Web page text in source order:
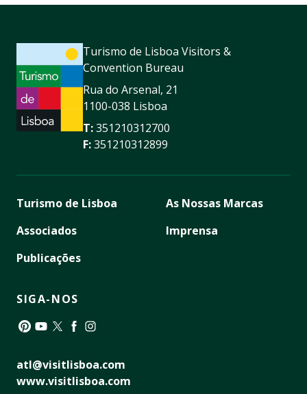
Turismo de Lisboa Visitors &
Convention Bureau
Rua do Arsenal, 21
1100-038 Lisboa
T:351210312700
F:351210312899
Turismo de Lisboa
Associados
Publicações
As Nossas Marcas
Imprensa
SIGA-NOS
atl@visitlisboa.com
www.visitlisboa.com